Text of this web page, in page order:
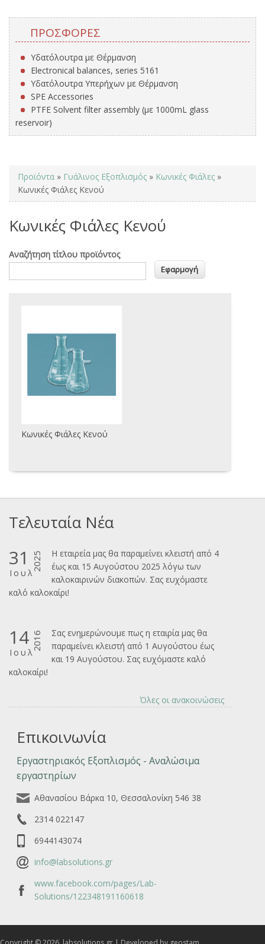
ΠΡΟΣΦΟΡΈΣ
Υδατόλουτρα με Θέρμανση
Electronical balances, series 5161
Υδατόλουτρα Υπερήχων με Θέρμανση
SPE Accessories
PTFE Solvent filter assembly (με 1000mL glass
reservoir)
You are here
Προϊόντα » Γυάλινος Εξοπλισμός » Κωνικές Φιάλες »
Κωνικές Φιάλες Κενού
Κωνικές Φιάλες Κενού
Αναζήτηση τίτλου προϊόντος
Κωνικές Φιάλες Κενού
Τελευταία Νέα
31
Ιουλ
2025
Η εταιρεία μας θα παραμείνει κλειστή από 4
έως και 15 Αυγούστου 2025 λόγω των
καλοκαιρινών διακοπών. Σας ευχόμαστε
καλ΄΄ο καλοκαίρι!
14
Ιουλ
2016
Σας ενημερώνουμε πως η εταιρία μας θα
παραμείνει κλειστή από 1 Αυγούστου έως
και 19 Αυγούστου. Σας ευχόμαστε καλό
καλοκαίρι!
Όλες οι ανακοινώσεις
Επικοινωνία
Εργαστηριακός Εξοπλισμός - Αναλώσιμα
εργαστηρίων
Αθανασίου Βάρκα 10, Θεσσαλονίκη 546 38
2314 022147
6944143074
info@labsolutions.gr
www.facebook.com/pages/Lab-
Solutions/122348191160618